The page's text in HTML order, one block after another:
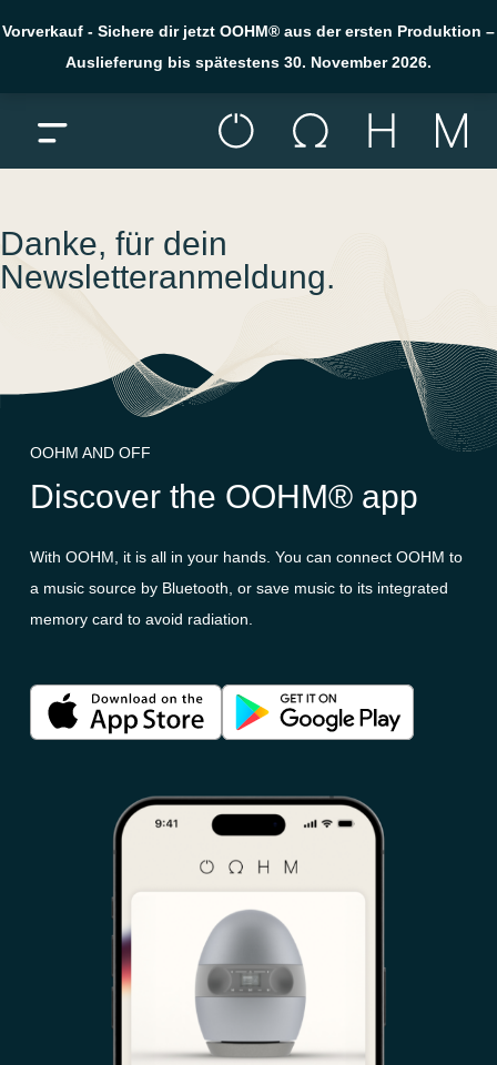
Vorverkauf - Sichere dir jetzt OOHM® aus der ersten Produktion –
Auslieferung bis spätestens 30. November 2026.
Menü öffnen
Danke, für dein
Newsletteranmeldung.
OOHM AND OFF
Discover the OOHM® app
With OOHM, it is all in your hands. You can connect OOHM to
a music source by Bluetooth, or save music to its integrated
memory card to avoid radiation.